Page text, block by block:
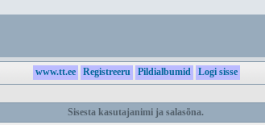
www.tt.ee Registreeru Pildialbumid Logi sisse
Sisesta kasutajanimi ja salasõna.